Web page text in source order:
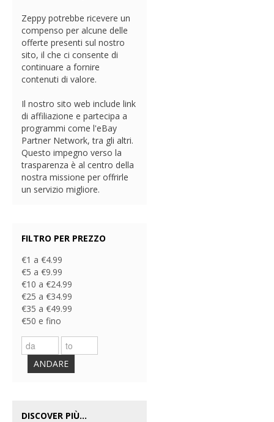
Zeppy potrebbe ricevere un
compenso per alcune delle
offerte presenti sul nostro
sito, il che ci consente di
continuare a fornire
contenuti di valore.
Il nostro sito web include link
di affiliazione e partecipa a
programmi come l'eBay
Partner Network, tra gli altri.
Questo impegno verso la
trasparenza è al centro della
nostra missione per offrirle
un servizio migliore.
FILTRO PER PREZZO
€1 a €4.99
€5 a €9.99
€10 a €24.99
€25 a €34.99
€35 a €49.99
€50 e fino
ANDARE
DISCOVER PIÙ...